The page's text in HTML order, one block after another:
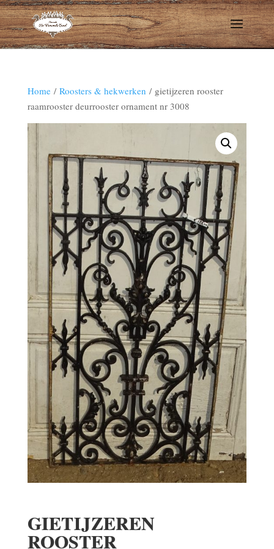
Home/ Roosters & hekwerken / gietijzeren rooster
raamrooster deurrooster ornament nr 3008
GIETIJZEREN
ROOSTER